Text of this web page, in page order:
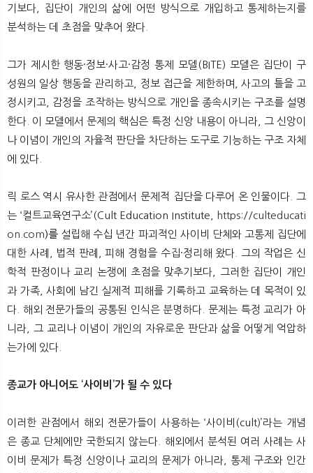
기보다, 집단이 개인의 삶에 어떤 방식으로 개입하고 통제하는지를
분석하는 데 초점을 맞추어 왔다.
그가 제시한 행동·정보·사고·감정 통제 모델(BITE) 모델은 집단이 구
성원의 일상 행동을 관리하고, 정보 접근을 제한하며, 사고의 틀을 고
정시키고, 감정을 조작하는 방식으로 개인을 종속시키는 구조를 설명
한다. 이 모델에서 문제의 핵심은 특정 신앙 내용이 아니라, 그 신앙이
나 이념이 개인의 자율적 판단을 차단하는 도구로 기능하는 구조 자체
에 있다.
릭 로스 역시 유사한 관점에서 문제적 집단을 다루어 온 인물이다. 그
는 ‘컬트교육연구소’(Cult Education Institute,
https://culteducati
on.com)를 설립해 수십 년간 파괴적인 사이비 단체와 고통제 집단에
대한 사례, 법적 판례, 피해 경험을 수집·정리해 왔다. 그의 작업은 신
학적 판정이나 교리 논쟁에 초점을 맞추기보다, 그러한 집단이 개인
과 가족, 사회에 남긴 실제적 피해를 기록하고 교육하는 데 목적이 있
다. 해외 전문가들의 공통된 인식은 분명하다. 문제는 특정 교리가 아
니라, 그 교리나 이념이 개인의 자유로운 판단과 삶을 어떻게 억압하
는가에 있다.
종교가 아니어도 ‘사이비’가 될 수 있다
이러한 관점에서 해외 전문가들이 사용하는 ‘사이비(cult)’라는 개념
은 종교 단체에만 국한되지 않는다. 해외에서 분석된 여러 사례는 사
이비 문제가 특정 신앙이나 교리의 문제가 아니라, 통제 구조와 인간